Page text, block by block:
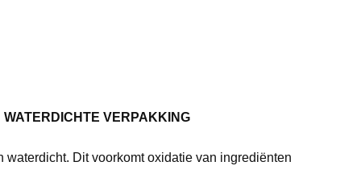
VERPAKKING
waterdicht. Dit voorkomt oxidatie van ingrediënten